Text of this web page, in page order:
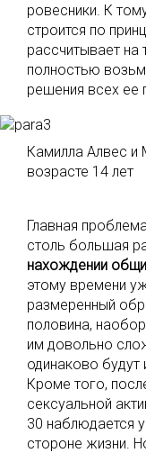
ровесники. К
строится по
рассчитывает на
полностью
решения всех ее
Камилла Алвес и
возрасте 14 лет
Главная
столь большая
нахождении
этому времени
размеренный
половина,
им довольно
одинаково будут
Кроме того,
сексуальной
30 наблюдается
стороне жизни.